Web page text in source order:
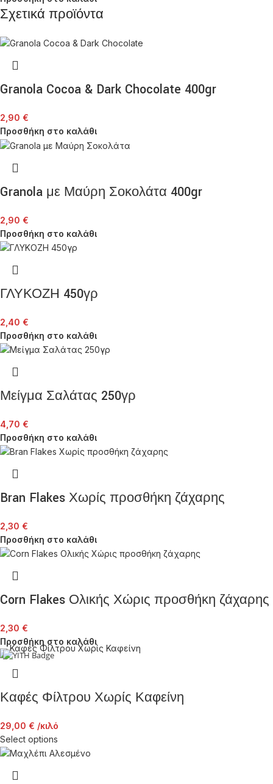
Σχετικά προϊόντα
Granola Cocoa & Dark Chocolate 400gr
2,90 €
Προσθήκη στο καλάθι
Granola με Μαύρη Σοκολάτα 400gr
2,90 €
Προσθήκη στο καλάθι
ΓΛΥΚΟΖΗ 450γρ
2,40 €
Προσθήκη στο καλάθι
Μείγμα Σαλάτας 250γρ
4,70 €
Προσθήκη στο καλάθι
Bran Flakes Χωρίς προσθήκη ζάχαρης
2,30 €
Προσθήκη στο καλάθι
Corn Flakes Ολικής Χώρις προσθήκη ζάχαρης
2,30 €
Προσθήκη στο καλάθι
Καφές Φίλτρου Χωρίς Καφείνη
29,00 € /κιλό
Select options